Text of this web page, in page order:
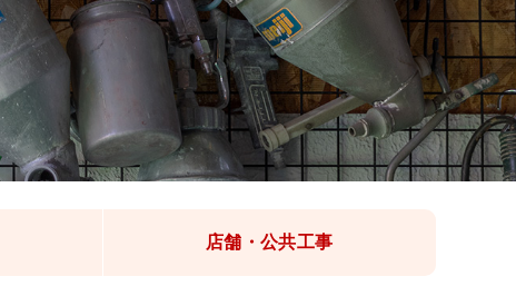
店舗・公共工事